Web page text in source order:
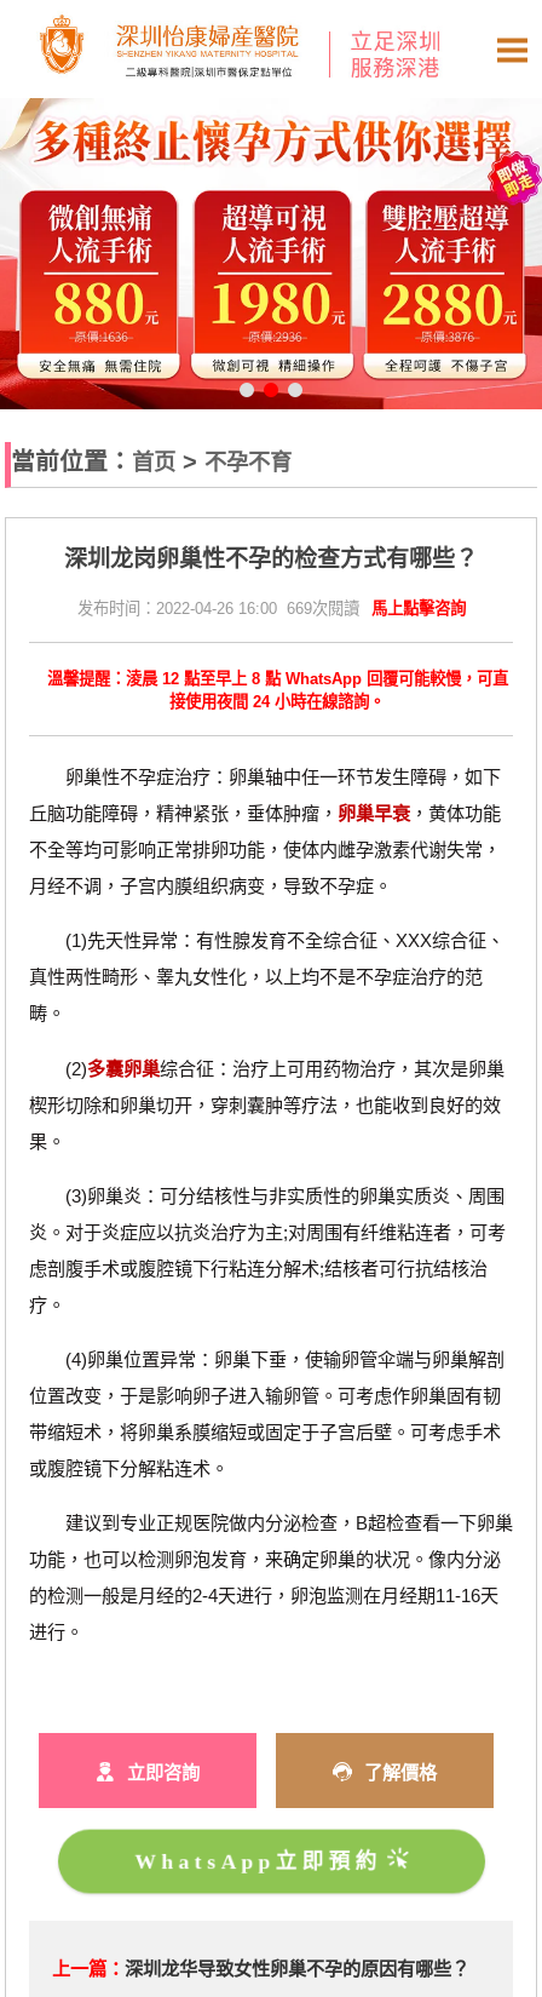
當前位置： 首页 > 不孕不育
深圳龙岗卵巢性不孕的检查方式有哪些？
发布时间：2022-04-26 16:00 669次閱讀 馬上點擊咨詢
溫馨提醒：淩晨 12 點至早上 8 點 WhatsApp 回覆可能較慢，可直
接使用夜間 24 小時在線諮詢。
卵巢性不孕症治疗：卵巢轴中任一环节发生障碍，如下
丘脑功能障碍，精神紧张，垂体肿瘤， 卵巢早衰，黄体功能
不全等均可影响正常排卵功能，使体内雌孕激素代谢失常，
月经不调，子宫内膜组织病变，导致不孕症。
(1)先天性异常：有性腺发育不全综合征、XXX综合征、
真性两性畸形、睾丸女性化，以上均不是不孕症治疗的范
畴。
(2)多囊卵巢综合征：治疗上可用药物治疗，其次是卵巢
楔形切除和卵巢切开，穿刺囊肿等疗法，也能收到良好的效
果。
(3)卵巢炎：可分结核性与非实质性的卵巢实质炎、周围
炎。对于炎症应以抗炎治疗为主;对周围有纤维粘连者，可考
虑剖腹手术或腹腔镜下行粘连分解术;结核者可行抗结核治
疗。
(4)卵巢位置异常：卵巢下垂，使输卵管伞端与卵巢解剖
位置改变，于是影响卵子进入输卵管。可考虑作卵巢固有韧
带缩短术，将卵巢系膜缩短或固定于子宫后壁。可考虑手术
或腹腔镜下分解粘连术。
建议到专业正规医院做内分泌检查，B超检查看一下卵巢
功能，也可以检测卵泡发育，来确定卵巢的状况。像内分泌
的检测一般是月经的2-4天进行，卵泡监测在月经期11-16天
进行。
立即咨詢 了解價格
WhatsApp立即預約
上一篇： 深圳龙华导致女性卵巢不孕的原因有哪些？